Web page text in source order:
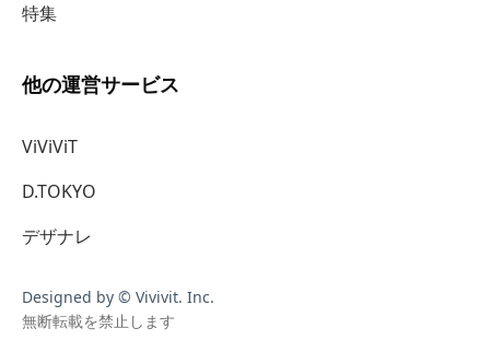
特集
他の運営サービス
ViViViT
D.TOKYO
デザナレ
Designed by © Vivivit. Inc.
無断転載を禁止します